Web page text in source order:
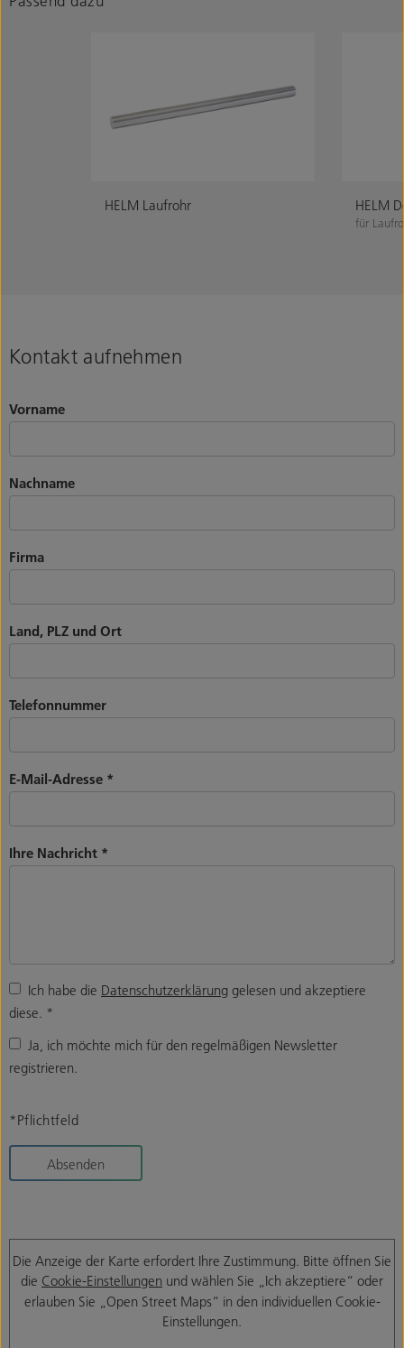
HELM Laufrohr HELM
für
Kontakt aufnehmen
Vorname
Nachname
Firma
Land, PLZ und Ort
Telefonnummer
E-Mail-Adresse *
Ihre Nachricht *
Ich habe die Datenschutzerklärung gelesen und akzeptiere
diese. *
Ja, ich möchte mich für den regelmäßigen Newsletter
registrieren.
*Pflichtfeld
Absenden
Die Anzeige der Karte erfordert Ihre Zustimmung. Bitte öffnen Sie
die Cookie-Einstellungen und wählen Sie „Ich akzeptiere“ oder
erlauben Sie „Open Street Maps“ in den individuellen Cookie-
Einstellungen.